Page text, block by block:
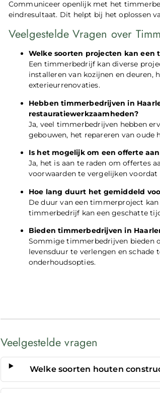
Communiceer openlijk met het
eindresultaat. Dit helpt bij het oplossen
Veelgestelde Vragen over
Welke soorten projecten kan
Een timmerbedrijf kan diverse
installeren van kozijnen en deuren,
exterieurrenovaties.
Hebben timmerbedrijven in
restauratiewerkzaamheden?
Ja, veel timmerbedrijven hebben
gebouwen, het repareren van oude
Is het mogelijk om een offerte
Ja, het is aan te raden om offertes
voorwaarden te vergelijken voordat
Hoe lang duurt het gemiddeld
De duur van een timmerproject
timmerbedrijf kan een geschatte
Bieden timmerbedrijven in
Sommige timmerbedrijven bieden
levensduur te verlengen en
onderhoudsopties.
Veelgestelde vragen
Welke soorten houten